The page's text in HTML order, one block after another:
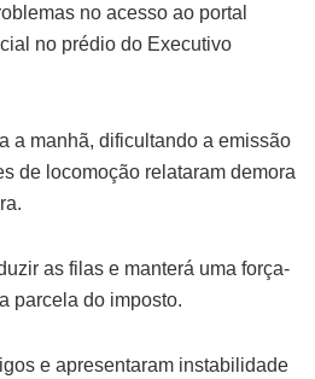
no acesso ao portal
no prédio do Executivo
a manhã, dificultando a emissão
de locomoção relataram demora
as filas e manterá uma força-
parcela do imposto.
e apresentaram instabilidade